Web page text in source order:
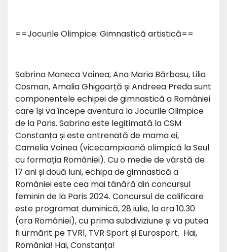
==Jocurile Olimpice: Gimnastică artistică==
Sabrina Maneca Voinea, Ana Maria Bărbosu, Lilia
Cosman, Amalia Ghigoarță și Andreea Preda sunt
componentele echipei de gimnastică a României
care își va începe aventura la Jocurile Olimpice
de la Paris. Sabrina este legitimată la CSM
Constanța și este antrenată de mama ei,
Camelia Voinea (vicecampioană olimpică la Seul
cu formația României). Cu o medie de vârstă de
17 ani și două luni, echipa de gimnastică a
României este cea mai tânără din concursul
feminin de la Paris 2024. Concursul de calificare
este programat duminică, 28 iulie, la ora 10.30
(ora României), cu prima subdiviziune și va putea
fi urmărit pe TVR1, TVR Sport și Eurosport. Hai,
România! Hai, Constanța!